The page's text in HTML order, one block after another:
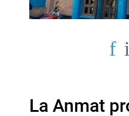
La Anmat